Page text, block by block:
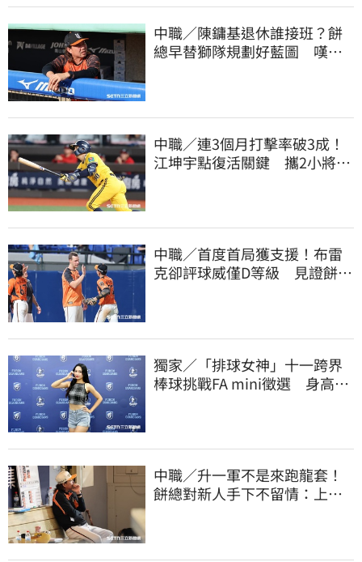
中職／陳鏞基退休誰接班？餅
總早替獅隊規劃好藍圖 嘆新
中職／連3個月打擊率破3成！
江坤宇點復活關鍵 攜2小將赴
中職／首度首局獲支援！布雷
克卻評球威僅D等級 見證餅總
獨家／「排球女神」十一跨界
棒球挑戰FA mini徵選 身高
中職／升一軍不是來跑龍套！
餅總對新人手下不留情：上來